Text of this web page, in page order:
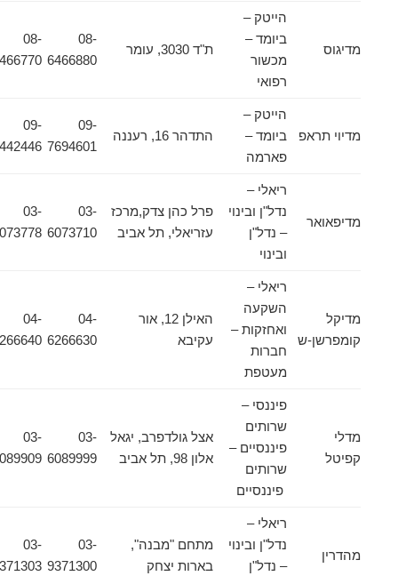
מדיגוס
הייטק –
ביומד –
מכשור
רפואי
6466880
6466770
מדיוי תראפ
הייטק –
ביומד –
פארמה
התדהר 16, רעננה
7694601
7442446
מדיפאואר
ריאלי –
נדל"ן ובינוי
– נדל"ן
ובינוי
פרל כהן צדק,מרכז
עזריאלי, תל אביב
03-
6073710
6073778
מדיקל
קומפרשן-ש
ריאלי –
השקעה
ואחזקות –
חברות
מעטפת
האילן 12, אור
עקיבא
6266630
6266640
מדלי
קפיטל
פיננסי –
שרותים
פיננסיים –
שרותים
פיננסיים
אצל גולדפרב, יגאל
אלון 98, תל אביב
03-
6089999
6089909
מהדרין
ריאלי –
נדל"ן ובינוי
– נדל"ן
מתחם "מבנה",
בארות יצחק
9371300
9371303